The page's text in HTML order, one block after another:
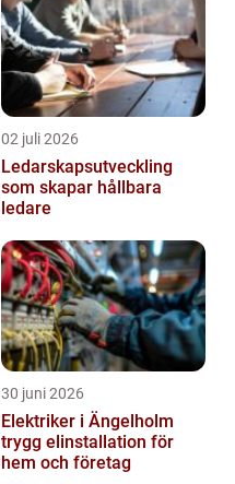
02 juli 2026
Ledarskapsutveckling
som skapar hållbara
ledare
30 juni 2026
Elektriker i Ängelholm
trygg elinstallation för
hem och företag